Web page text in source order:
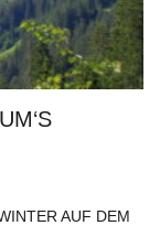
AUF DEM